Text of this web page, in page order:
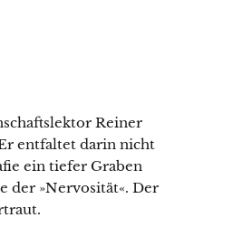
Reiner
entfaltet darin nicht
ein tiefer Graben
der »Nervosität«. Der